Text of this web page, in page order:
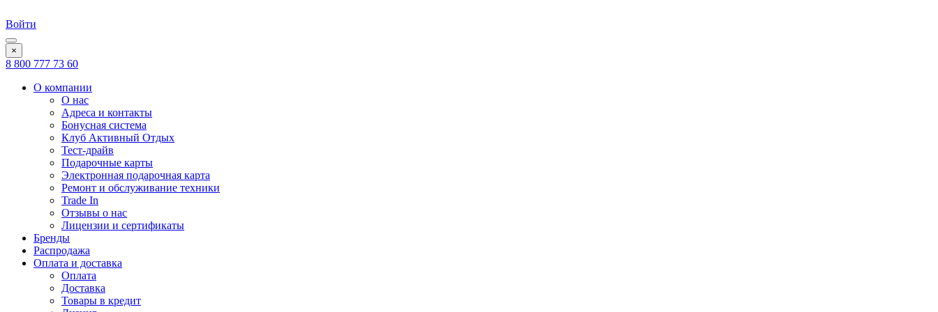
Войти
×
8 800 777 73 60
О компании
О нас
Адреса и контакты
Бонусная система
Клуб Активный Отдых
Тест-драйв
Подарочные карты
Электронная подарочная карта
Ремонт и обслуживание техники
Trade In
Отзывы о нас
Лицензии и сертификаты
Бренды
Распродажа
Оплата и доставка
Оплата
Доставка
Товары в кредит